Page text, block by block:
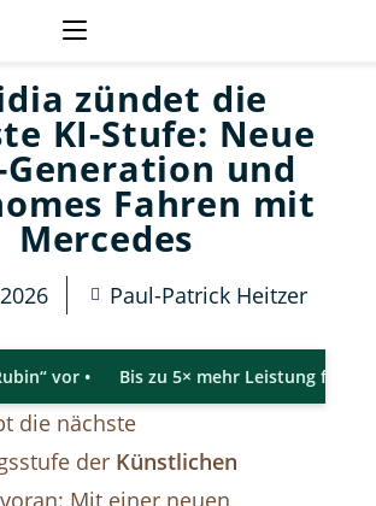
zündet die
KI-Stufe: Neue
Generation und
Fahren mit
Mercedes
Paul-Patrick Heitzer
• Bis zu 5× mehr Leistung für KI-Training
die nächste
der Künstlichen
voran: Mit einer neuen